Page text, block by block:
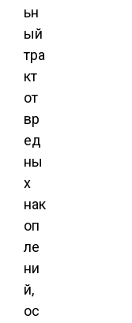
ьн
ый
тра
кт
от
вр
ед
ны
х
нак
оп
ле
ни
й,
ос